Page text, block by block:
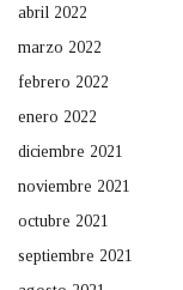
abril 2022
marzo 2022
febrero 2022
enero 2022
diciembre 2021
noviembre 2021
octubre 2021
septiembre 2021